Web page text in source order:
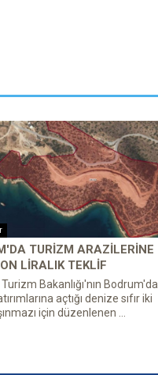
TURIZM ARAZILERINE
LIRALIK TEKLIF
Bakanlığı'nın Bodrum'da
açtığı denize sıfır iki
için düzenlenen ...